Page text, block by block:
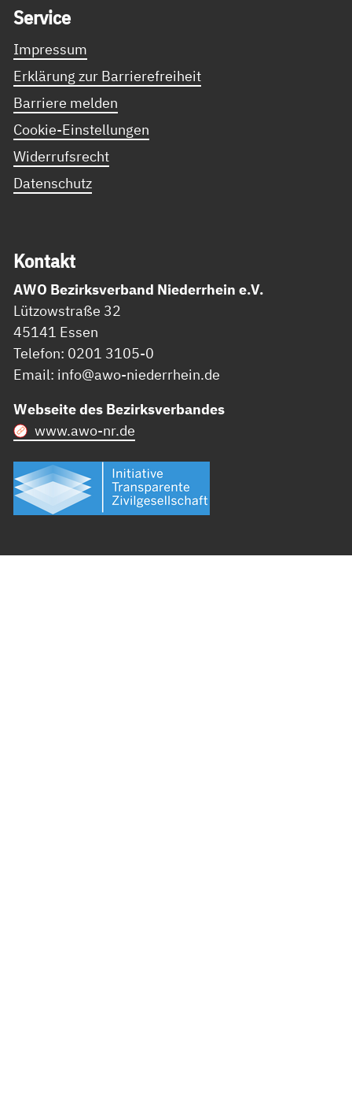
Ser­vice
Impressum
Erklärung zur Barrierefreiheit
Barriere melden
Cookie-Einstellungen
Widerrufsrecht
Datenschutz
Kon­takt
AWO Bezirksverband Niederrhein e.V.
Lützowstraße 32
45141 Essen
Telefon: 0201 3105-0
Email: info@awo-niederrhein.de
Webseite des Bezirksverbandes
www.awo-nr.de